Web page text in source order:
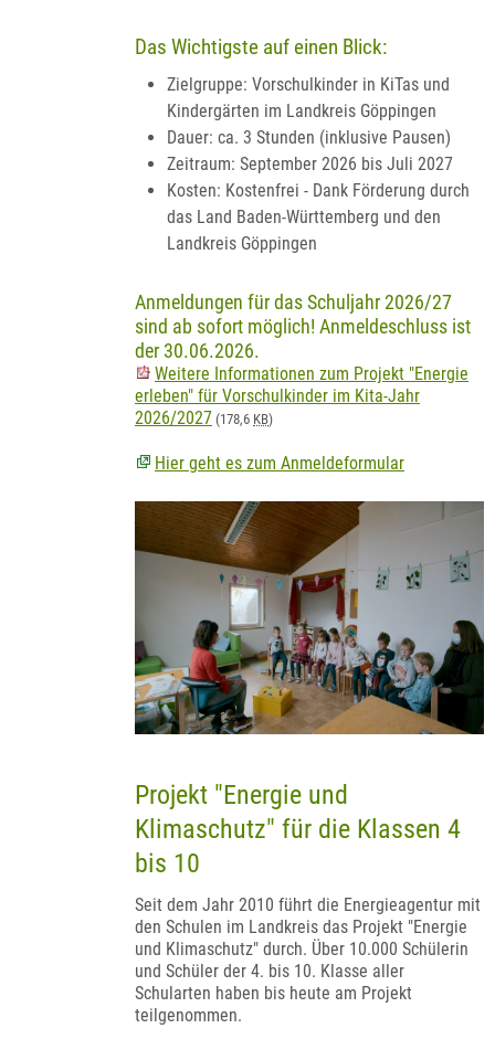
Das Wichtigste auf einen Blick:
Zielgruppe: Vorschulkinder in KiTas und
Kindergärten im Landkreis Göppingen
Dauer: ca. 3 Stunden (inklusive Pausen)
Zeitraum: September 2026 bis Juli 2027
Kosten: Kostenfrei - Dank Förderung durch
das Land Baden-Württemberg und den
Landkreis Göppingen
Anmeldungen für das Schuljahr 2026/27
sind ab sofort möglich! Anmeldeschluss ist
der 30.06.2026.
Weitere Informationen zum Projekt "Energie
erleben" für Vorschulkinder im Kita-Jahr
2026/2027 (178,6 KB)
Hier geht es zum Anmeldeformular
Projekt "Energie und
Klimaschutz" für die Klassen 4
bis 10
Seit dem Jahr 2010 führt die Energieagentur mit
den Schulen im Landkreis das Projekt "Energie
und Klimaschutz" durch. Über 10.000 Schülerin
und Schüler der 4. bis 10. Klasse aller
Schularten haben bis heute am Projekt
teilgenommen.